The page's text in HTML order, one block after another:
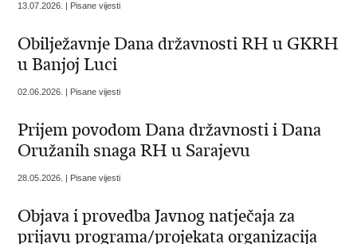
13.07.2026. | Pisane vijesti
Obilježavnje Dana državnosti RH u GKRH
u Banjoj Luci
02.06.2026. | Pisane vijesti
Prijem povodom Dana državnosti i Dana
Oružanih snaga RH u Sarajevu
28.05.2026. | Pisane vijesti
Objava i provedba Javnog natječaja za
prijavu programa/projekata organizacija